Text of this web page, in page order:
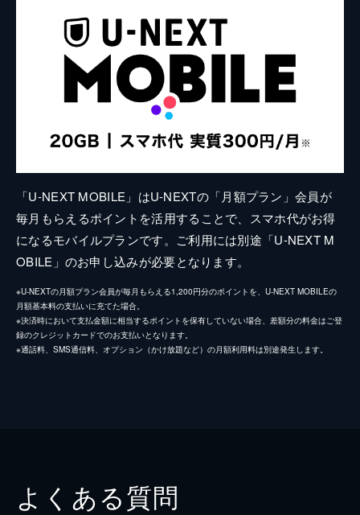
「U-NEXT MOBILE」はU-NEXTの「月額プラン」会員が
毎月もらえるポイントを活用することで、スマホ代がお得
になるモバイルプランです。ご利用には別途「U-NEXT M
OBILE」のお申し込みが必要となります。
※U-NEXTの月額プラン会員が毎月もらえる1,200円分のポイントを、U-NEXT MOBILEの
月額基本料の支払いに充てた場合。
※決済時において支払金額に相当するポイントを保有していない場合、差額分の料金はご登
録のクレジットカードでのお支払いとなります。
※通話料、SMS通信料、オプション（かけ放題など）の月額利用料は別途発生します。
よくある質問